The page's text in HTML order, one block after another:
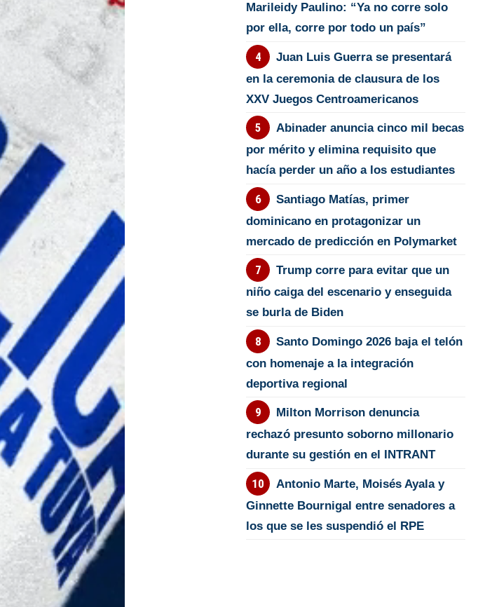
Marileidy Paulino: “Ya no corre solo
por ella, corre por todo un país”
Juan Luis Guerra se presentará
en la ceremonia de clausura de los
XXV Juegos Centroamericanos
Abinader anuncia cinco mil becas
por mérito y elimina requisito que
hacía perder un año a los estudiantes
Santiago Matías, primer
dominicano en protagonizar un
mercado de predicción en Polymarket
Trump corre para evitar que un
niño caiga del escenario y enseguida
se burla de Biden
Santo Domingo 2026 baja el telón
con homenaje a la integración
deportiva regional
Milton Morrison denuncia
rechazó presunto soborno millonario
durante su gestión en el INTRANT
Antonio Marte, Moisés Ayala y
Ginnette Bournigal entre senadores a
los que se les suspendió el RPE